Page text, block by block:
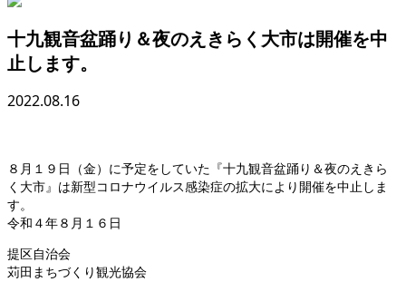
十九観音盆踊り＆夜のえきらく大市は開催を中
止します。
2022.08.16
８月１９日（金）に予定をしていた『十九観音盆踊り＆夜のえきら
く大市』は新型コロナウイルス感染症の拡大により開催を中止しま
す。
令和４年８月１６日
提区自治会
苅田まちづくり観光協会